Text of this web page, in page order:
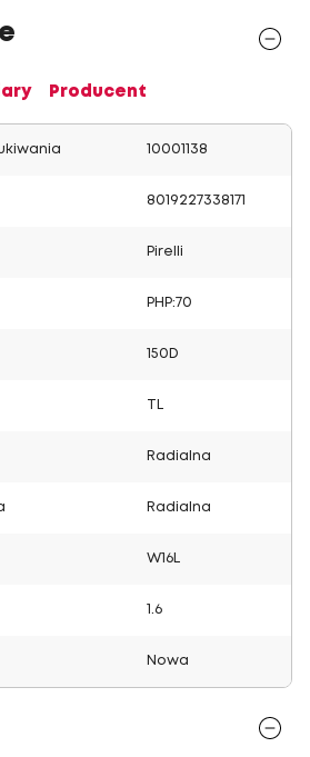
Producent
10001138
8019227338171
Pirelli
PHP:70
150D
Radialna
Radialna
W16L
1.6
Nowa